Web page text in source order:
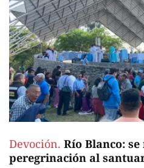
Devoción. Río Blanco:
peregrinación al